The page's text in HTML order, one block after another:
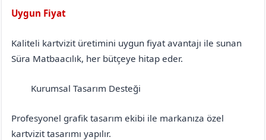
Uygun Fiyat
Kaliteli kartvizit üretimini uygun fiyat avantajı ile sunan
Süra Matbaacılık, her bütçeye hitap eder.
Kurumsal Tasarım Desteği
Profesyonel grafik tasarım ekibi ile markanıza özel
kartvizit tasarımı yapılır.